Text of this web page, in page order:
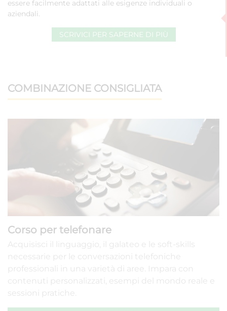
essere facilmente adattati alle esigenze individuali o
aziendali.
SCRIVICI PER SAPERNE DI PIÙ
COMBINAZIONE CONSIGLIATA
Corso per telefonare
Acquisisci il linguaggio, il galateo e le soft-skills
necessarie per le conversazioni telefoniche
professionali in una varietà di aree. Impara con
contenuti personalizzati, esempi del mondo reale e
sessioni pratiche.